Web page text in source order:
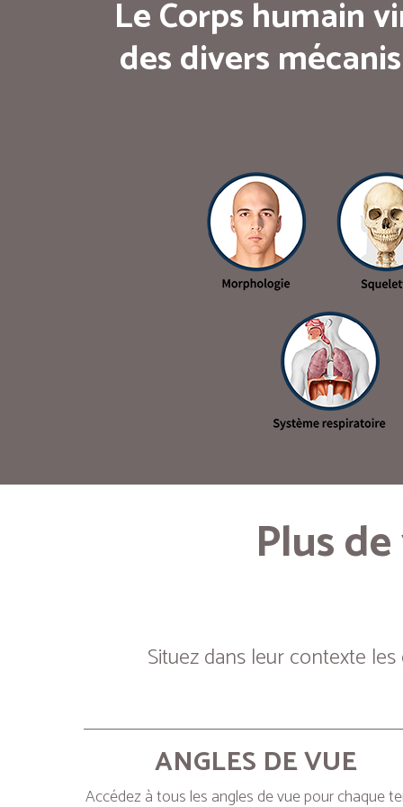
Le Corps humain
des divers
Plus
Situez dans leur contexte
ANGLES DE VUE
Accédez à tous les angles de vue pour chaque